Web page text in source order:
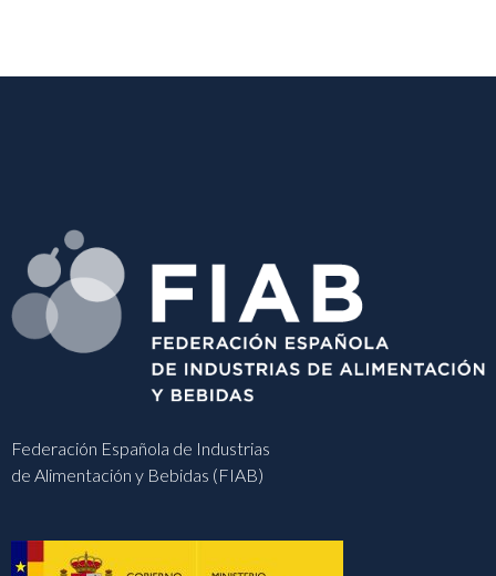
Federación Española de Industrias
de Alimentación y Bebidas (FIAB)